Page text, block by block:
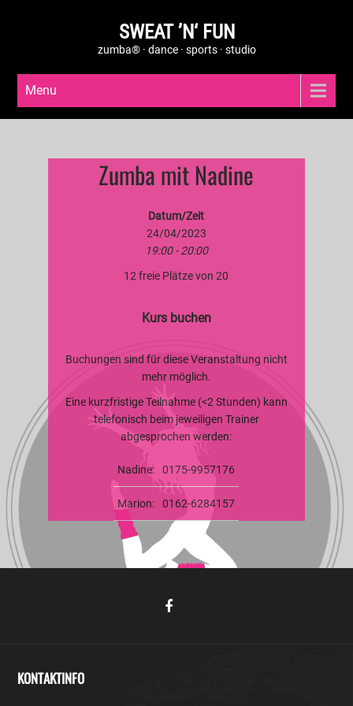
SWEAT ’N‘ FUN
zumba® · dance · sports · studio
Menu
Zumba mit Nadine
Datum/Zeit
24/04/2023
19:00 - 20:00
12 freie Plätze von 20
Kurs buchen
Buchungen sind für diese Veranstaltung nicht
mehr möglich.
Eine kurzfristige Teilnahme (<2 Stunden) kann
telefonisch beim jeweiligen Trainer
abgesprochen werden:
Nadine: 0175-9957176
Marion: 0162-6284157
KONTAKTINFO